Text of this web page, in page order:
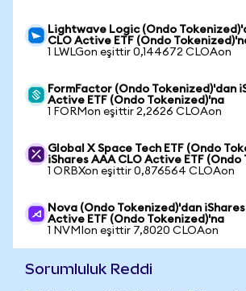
Lightwave Logic (Ondo
CLO Active ETF (Ondo
1 LWLGon eşittir 0,144672 CLOAon
FormFactor (Ondo Tokenized)'dan
Active ETF (Ondo Tokenized)'na
1 FORMon eşittir 2,2626 CLOAon
Global X Space Tech ETF (Ondo
iShares AAA CLO Active ETF
1 ORBXon eşittir 0,876564 CLOAon
Nova (Ondo Tokenized)'dan
Active ETF (Ondo Tokenized)'na
1 NVMIon eşittir 7,8020 CLOAon
Sorumluluk Reddi